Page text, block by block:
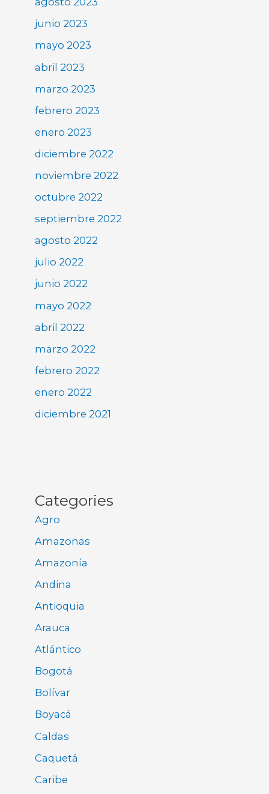
junio 2023
mayo 2023
abril 2023
marzo 2023
febrero 2023
enero 2023
diciembre 2022
noviembre 2022
octubre 2022
septiembre 2022
agosto 2022
julio 2022
junio 2022
mayo 2022
abril 2022
marzo 2022
febrero 2022
enero 2022
diciembre 2021
Categories
Agro
Amazonas
Amazonía
Andina
Antioquia
Arauca
Atlántico
Bogotá
Bolívar
Boyacá
Caldas
Caquetá
Caribe